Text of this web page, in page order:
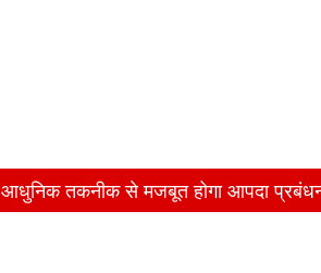
आधुनिक तकनीक से मजबूत होगा आपदा प्रबंधन